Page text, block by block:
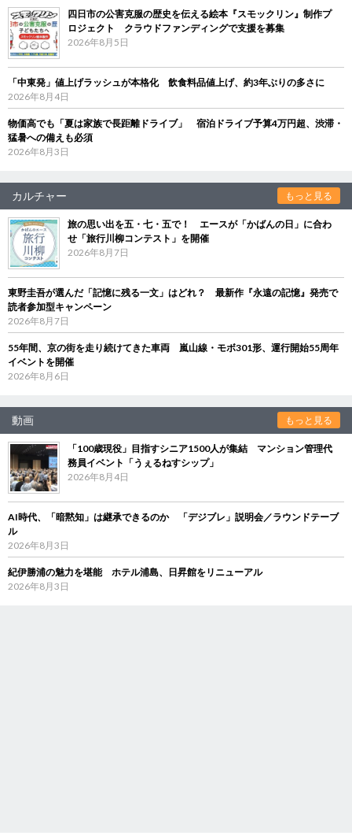
四日市の公害克服の歴史を伝える絵本『スモックリン』制作プ
ロジェクト クラウドファンディングで支援を募集
2026年8月5日
「中東発」値上げラッシュが本格化 飲食料品値上げ、約3年ぶりの多さに
2026年8月4日
物価高でも「夏は家族で長距離ドライブ」 宿泊ドライブ予算4万円超、渋滞・
猛暑への備えも必須
2026年8月3日
カルチャー もっと見る
旅の思い出を五・七・五で！ エースが「かばんの日」に合わ
せ「旅行川柳コンテスト」を開催
2026年8月7日
東野圭吾が選んだ「記憶に残る一文」はどれ？ 最新作『永遠の記憶』発売で
読者参加型キャンペーン
2026年8月7日
55年間、京の街を走り続けてきた車両 嵐山線・モボ301形、運行開始55周年
イベントを開催
2026年8月6日
動画 もっと見る
「100歳現役」目指すシニア1500人が集結 マンション管理代
務員イベント「うぇるねすシップ」
2026年8月4日
AI時代、「暗黙知」は継承できるのか 「デジブレ」説明会／ラウンドテーブ
ル
2026年8月3日
紀伊勝浦の魅力を堪能 ホテル浦島、日昇館をリニューアル
2026年8月3日